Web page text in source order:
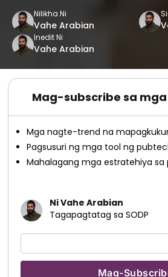
Nilikha Ni
Vahe Arabian
Inedit Ni
Vahe Arabian
Mag-subscribe sa
Mga nagte-trend na
Pagsusuri ng mga tool ng
Mahalagang mga estratehiya sa
Ni Vahe Arabian
Tagapagtatag sa SODP